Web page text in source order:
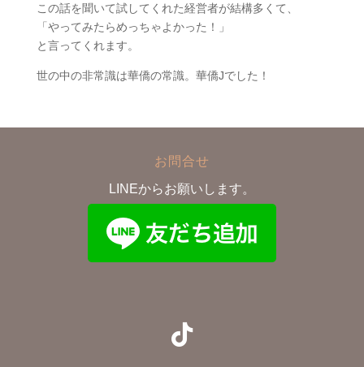
この話を聞いて試してくれた経営者が結構多くて、
「やってみたらめっちゃよかった！」
と言ってくれます。
世の中の非常識は華僑の常識。華僑Jでした！
お問合せ
LINEからお願いします。
